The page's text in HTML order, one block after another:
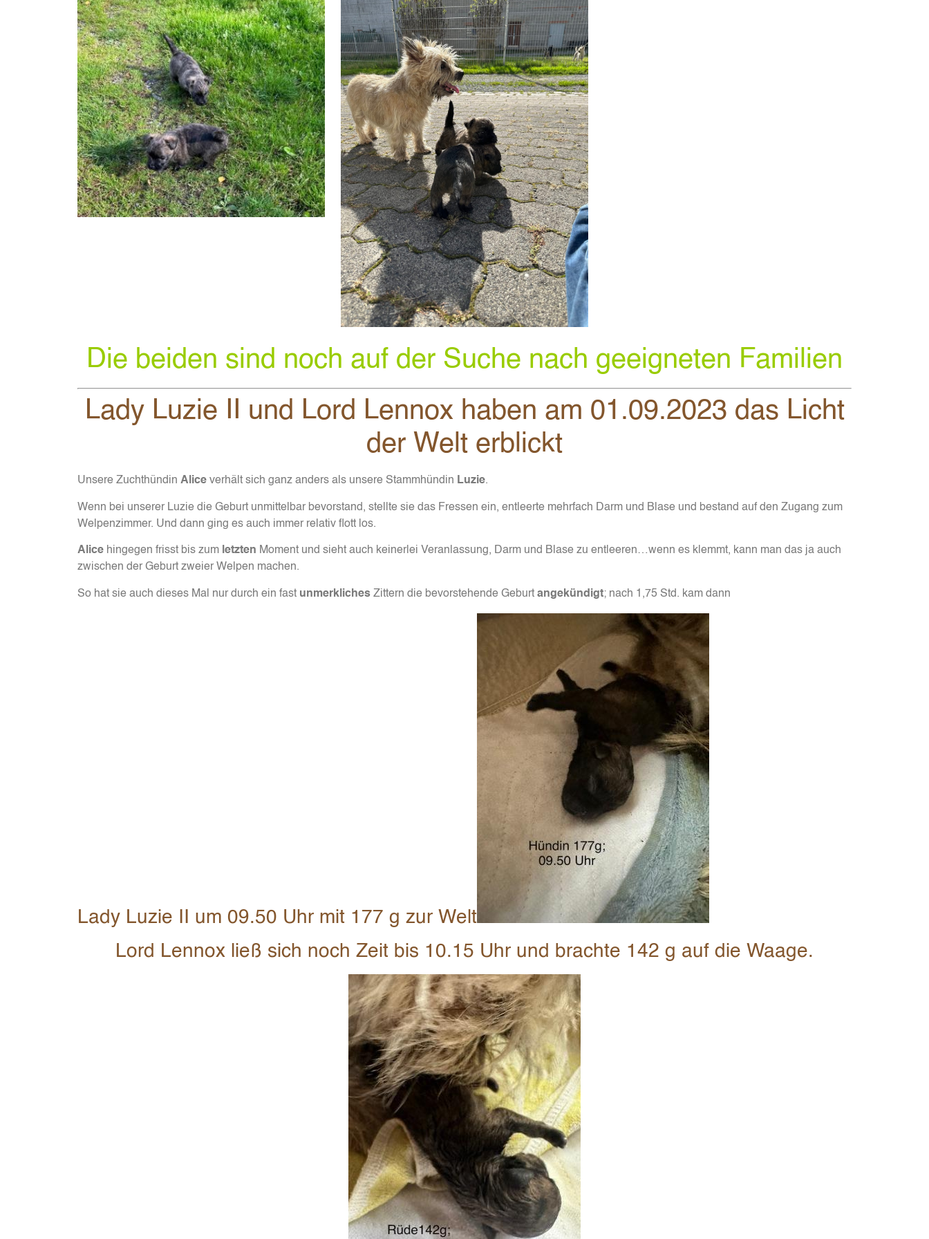
Die beiden sind noch auf der Suche nach geeigneten Familien
Lady Luzie II und Lord Lennox haben am 01.09.2023 das Licht
der Welt erblickt
Unsere Zuchthündin Alice verhält sich ganz anders als unsere Stammhündin Luzie.
Wenn bei unserer Luzie die Geburt unmittelbar bevorstand, stellte sie das Fressen ein, entleerte mehrfach Darm und Blase und bestand auf den Zugang zum
Welpenzimmer. Und dann ging es auch immer relativ flott los.
Alice hingegen frisst bis zum letzten Moment und sieht auch keinerlei Veranlassung, Darm und Blase zu entleeren…wenn es klemmt, kann man das ja auch
zwischen der Geburt zweier Welpen machen.
So hat sie auch dieses Mal nur durch ein fast unmerkliches Zittern die bevorstehende Geburt angekündigt; nach 1,75 Std. kam dann
Lady Luzie II um 09.50 Uhr mit 177 g zur Welt
Lord Lennox ließ sich noch Zeit bis 10.15 Uhr und brachte 142 g auf die Waage.